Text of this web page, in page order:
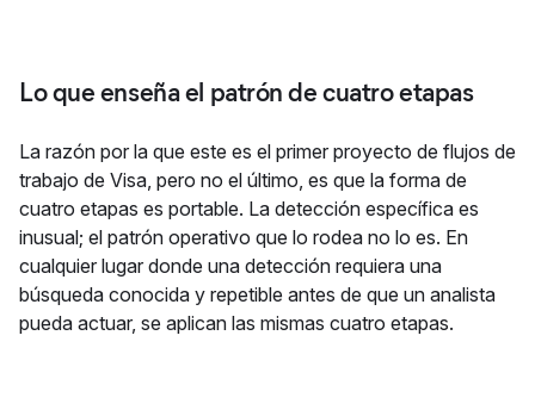
Lo que enseña el patrón de cuatro etapas
La razón por la que este es el primer proyecto de flujos de
trabajo de Visa, pero no el último, es que la forma de
cuatro etapas es portable. La detección específica es
inusual; el patrón operativo que lo rodea no lo es. En
cualquier lugar donde una detección requiera una
búsqueda conocida y repetible antes de que un analista
pueda actuar, se aplican las mismas cuatro etapas.